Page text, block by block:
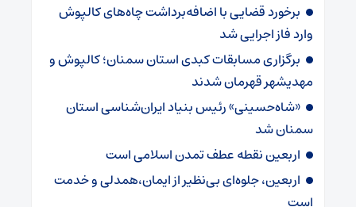
برخورد قضایی با اضافه‌برداشت چاه‌های کالپوش
وارد فاز اجرایی شد
برگزاری مسابقات کبدی استان سمنان؛ کالپوش و
مهدیشهر قهرمان شدند
«شاه‌حسینی» رئیس بنیاد ایران‌شناسی استان
سمنان شد
اربعین نقطه عطف تمدن اسلامی است
اربعین، جلوه‌ای بی‌نظیر از ایمان،همدلی و خدمت